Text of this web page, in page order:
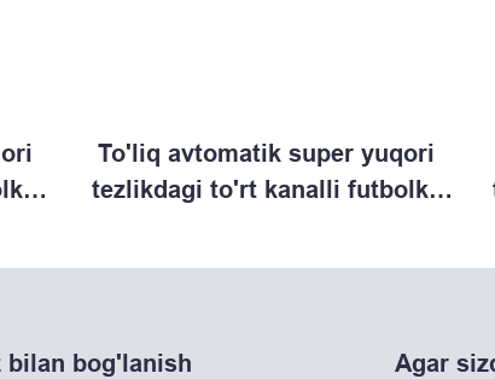
To'liq avtomatik super yuqori
tezlikdagi to'rt kanalli futbolka
mashinasi (E)
bilan bog'lanish
Agar